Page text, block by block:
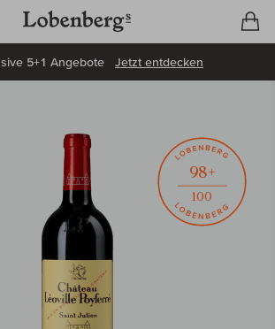
5+1 Angebote Jetzt entdecken
98+
100